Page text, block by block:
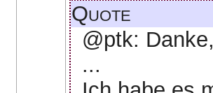
Quote
@ptk:
...